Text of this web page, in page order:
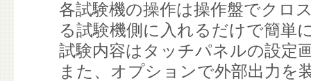
各試験機の操作は操作盤でクロ
る試験機側に入れるだけで簡単
試験内容はタッチパネルの設定
また、オプションで外部出力を